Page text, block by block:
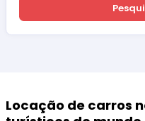
Locação de carros